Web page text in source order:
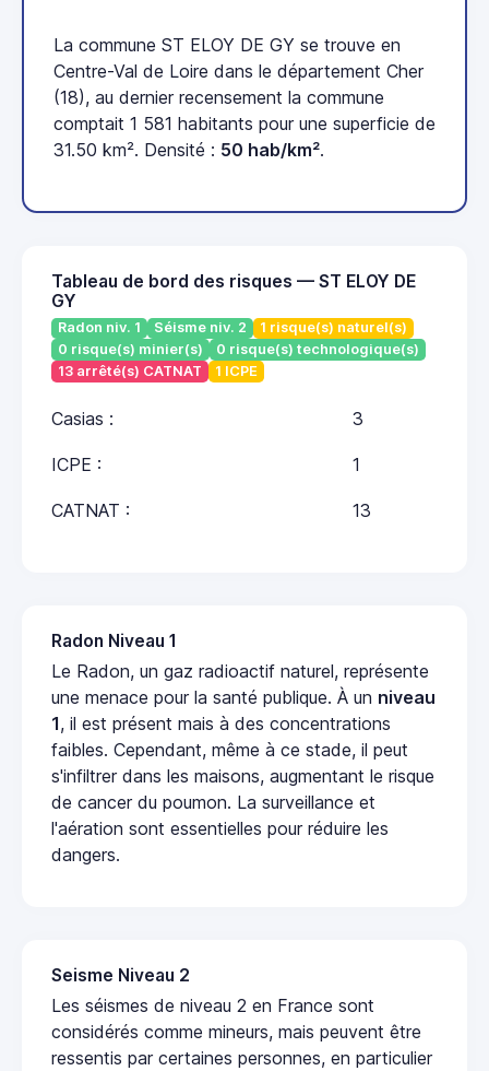
La commune ST ELOY DE GY se trouve en
Centre-Val de Loire dans le département Cher
(18), au dernier recensement la commune
comptait 1 581 habitants pour une superficie de
31.50 km². Densité : 50 hab/km².
Tableau de bord des risques — ST ELOY DE
GY
Radon niv. 1 Séisme niv. 2
1 risque(s) naturel(s)
0 risque(s) minier(s)
0 risque(s) technologique(s)
13 arrêté(s) CATNAT
1 ICPE
Casias : 3
ICPE : 1
CATNAT : 13
Radon Niveau 1
Le Radon, un gaz radioactif naturel, représente
une menace pour la santé publique. À un niveau
1, il est présent mais à des concentrations
faibles. Cependant, même à ce stade, il peut
s'infiltrer dans les maisons, augmentant le risque
de cancer du poumon. La surveillance et
l'aération sont essentielles pour réduire les
dangers.
Seisme Niveau 2
Les séismes de niveau 2 en France sont
considérés comme mineurs, mais peuvent être
ressentis par certaines personnes, en particulier